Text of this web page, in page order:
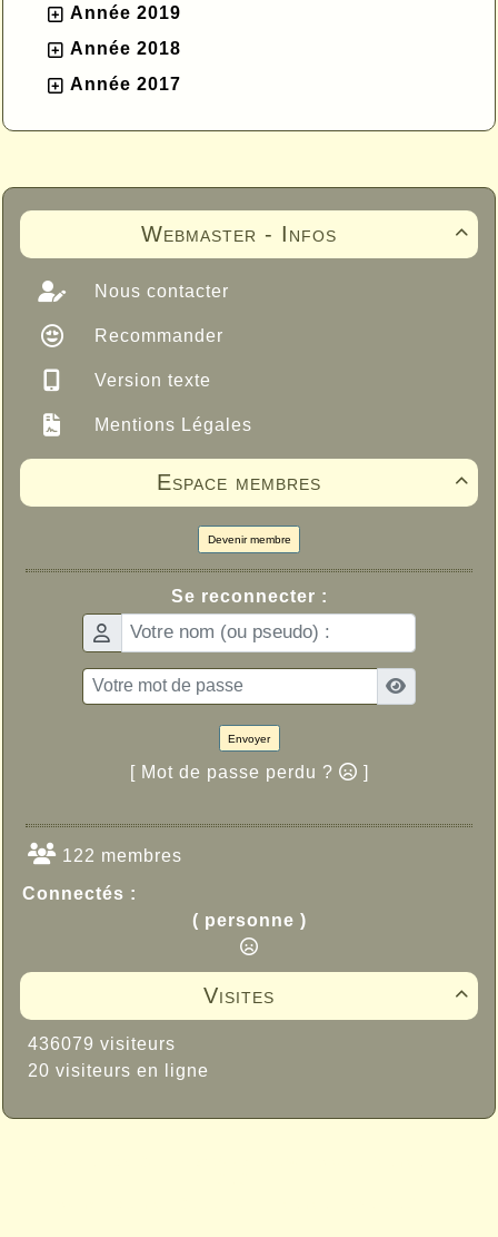
Année 2019
Année 2018
Année 2017

Webmaster - Infos
Nous contacter
Recommander
Version texte
Mentions Légales

Espace membres
Devenir membre
Se reconnecter :
Envoyer
[ Mot de passe perdu ? ]
122 membres
Connectés :
( personne )

Visites
436079 visiteurs
20 visiteurs en ligne